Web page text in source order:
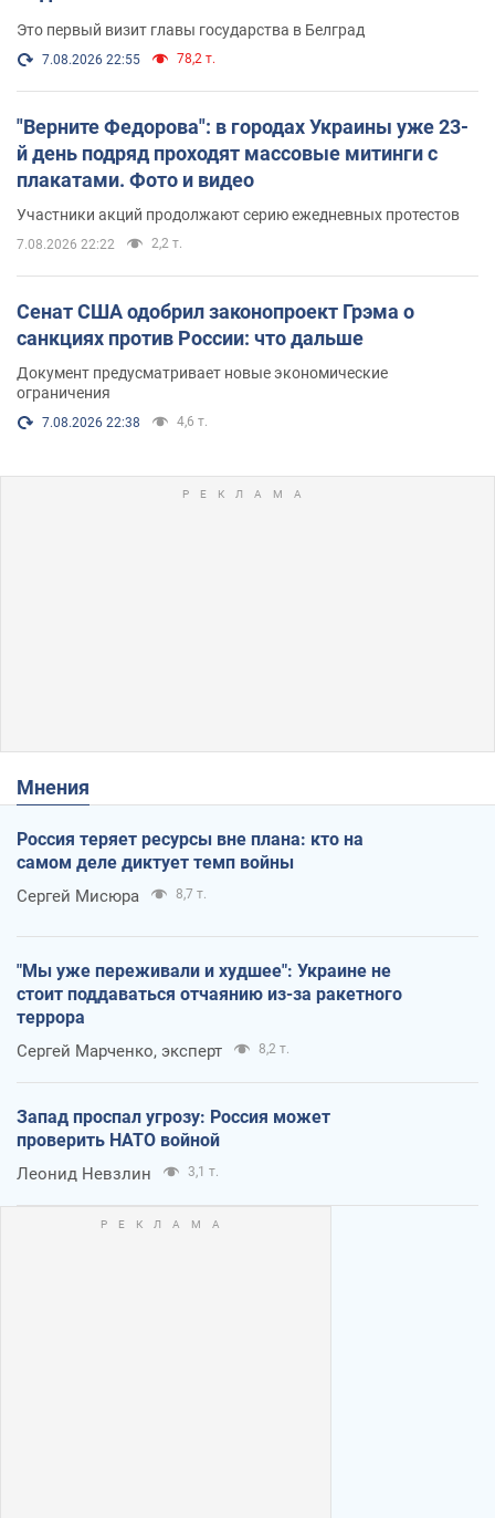
Это первый визит главы государства в Белград
7.08.2026 22:55 78,2 т.
"Верните Федорова": в городах Украины уже 23-
й день подряд проходят массовые митинги с
плакатами. Фото и видео
Участники акций продолжают серию ежедневных протестов
7.08.2026 22:22 2,2 т.
Сенат США одобрил законопроект Грэма о
санкциях против России: что дальше
Документ предусматривает новые экономические
ограничения
7.08.2026 22:38 4,6 т.
Мнения
Россия теряет ресурсы вне плана: кто на
самом деле диктует темп войны
Сергей Мисюра 8,7 т.
"Мы уже переживали и худшее": Украине не
стоит поддаваться отчаянию из-за ракетного
террора
Сергей Марченко, эксперт 8,2 т.
Запад проспал угрозу: Россия может
проверить НАТО войной
Леонид Невзлин 3,1 т.